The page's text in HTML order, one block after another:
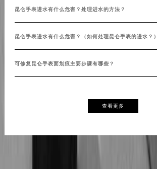
昆仑手表进水有什么危害？处理进水的方法？
昆仑手表进水有什么危害？（如何处理昆仑手表的进水？）
可修复昆仑手表面划痕主要步骤有哪些？
查看更多